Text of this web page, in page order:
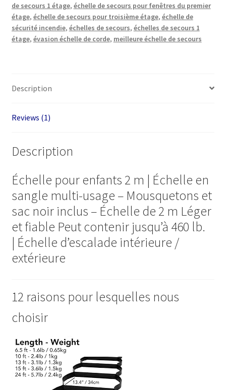
de secours 1 étage, échelle de secours pour fenêtres du premier
étage, échelle de secours pour troisième étage, échelle de
sécurité incendie, échelles de secours, échelles de secours 1
étage, évasion échelle de corde, meilleure échelle de secours
Description
Reviews (1)
Description
Échelle pour enfants 2 m | Échelle en
sangle multi-usage – Mousquetons et
sac noir inclus – Échelle de 2 m Léger
et fiable Peut contenir jusqu’à 460 lb.
| Échelle d’escalade intérieure /
extérieure
12 raisons pour lesquelles nous
choisir